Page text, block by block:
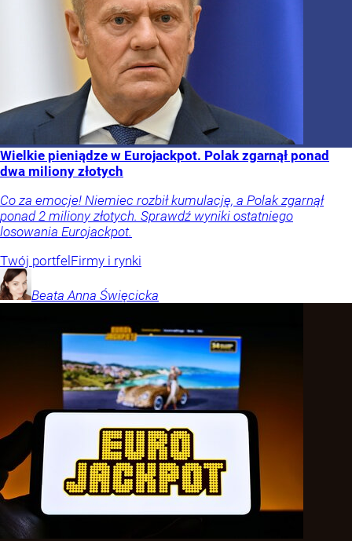
Wielkie pieniądze w Eurojackpot. Polak zgarnął ponad
dwa miliony złotych
Co za emocje! Niemiec rozbił kumulację, a Polak zgarnął
ponad 2 miliony złotych. Sprawdź wyniki ostatniego
losowania Eurojackpot.
Twój portfel Firmy i rynki
Beata Anna Święcicka